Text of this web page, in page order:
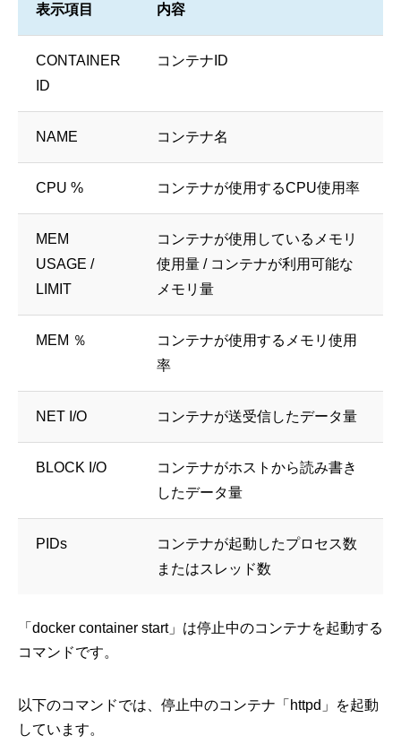
表示項目 内容
CONTAINER
ID
コンテナID
NAME コンテナ名
CPU % コンテナが使用するCPU使用率
MEM
USAGE /
LIMIT
コンテナが使用しているメモリ
使用量 / コンテナが利用可能な
メモリ量
MEM ％
コンテナが使用するメモリ使用
率
NET I/O コンテナが送受信したデータ量
BLOCK I/O
コンテナがホストから読み書き
したデータ量
PIDs
コンテナが起動したプロセス数
またはスレッド数
「docker container start」は停止中のコンテナを起動する
コマンドです。
以下のコマンドでは、停止中のコンテナ「httpd」を起動
しています。